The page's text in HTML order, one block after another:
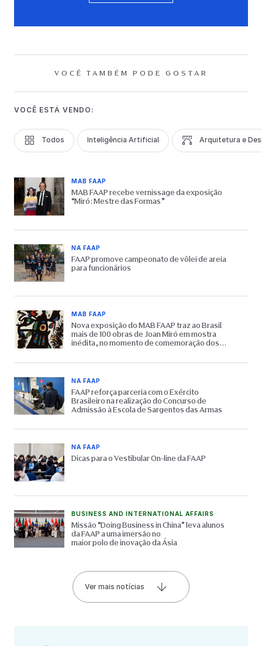
VOCÊ TAMBÉM PODE GOSTAR
VOCÊ ESTÁ VENDO:
Todos Inteligência Artificial Arquitetura e
MAB FAAP
MAB FAAP recebe vernissage da exposição
“Miró: Mestre das Formas”
NA FAAP
FAAP promove campeonato de vôlei de areia
para funcionários
MAB FAAP
Nova exposição do MAB FAAP traz ao Brasil
mais de 100 obras de Joan Miró em mostra
inédita, no momento de comemoração dos
NA FAAP
FAAP reforça parceria com o Exército
Brasileiro na realização do Concurso de
Admissão à Escola de Sargentos das Armas
NA FAAP
Dicas para o Vestibular On-line da FAAP
BUSINESS AND INTERNATIONAL AFFAIRS
Missão “Doing Business in China” leva alunos
da FAAP a uma imersão no
maior polo de inovação da Ásia
Ver mais notícias